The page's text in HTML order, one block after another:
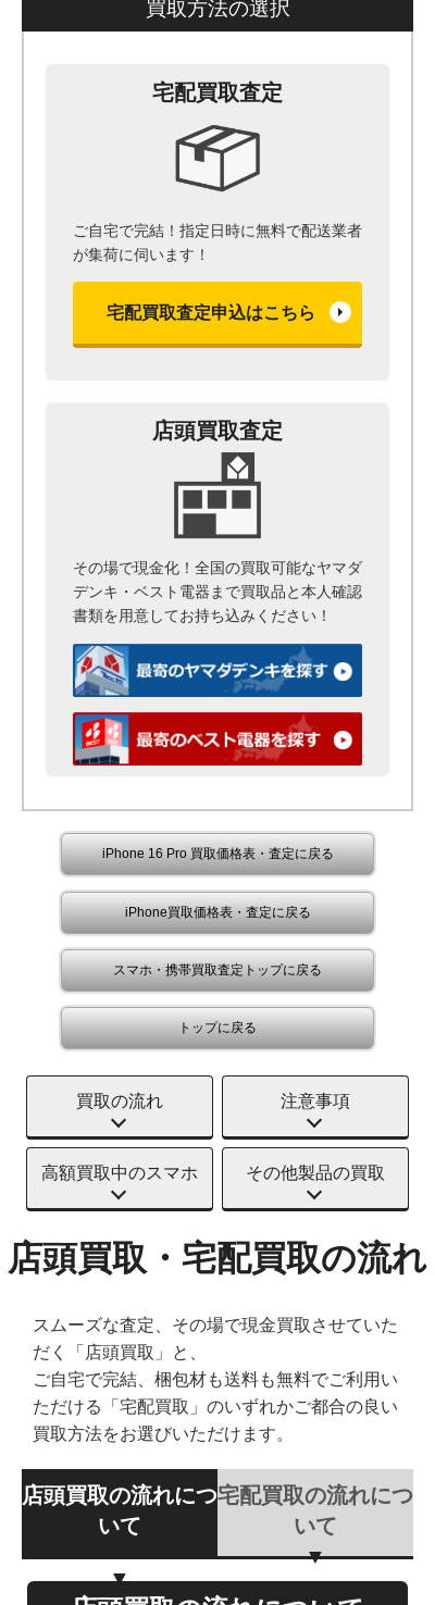
買取方法の選択
宅配買取査定
ご自宅で完結！指定日時に無料で配送業者
が集荷に伺います！
宅配買取査定申込はこちら
店頭買取査定
その場で現金化！全国の買取可能なヤマダ
デンキ・ベスト電器まで買取品と本人確認
書類を用意してお持ち込みください！
iPhone 16 Pro 買取価格表・査定に戻る
iPhone買取価格表・査定に戻る
スマホ・携帯買取査定トップに戻る
トップに戻る
買取の流れ 注意事項
高額買取中のスマホ その他製品の買取
店頭買取・宅配買取の流れ
スムーズな査定、その場で現金買取させていた
だく「店頭買取」と、
ご自宅で完結、梱包材も送料も無料でご利用い
ただける「宅配買取」のいずれかご都合の良い
買取方法をお選びいただけます。
店頭買取の流れにつ
いて
宅配買取の流れにつ
いて